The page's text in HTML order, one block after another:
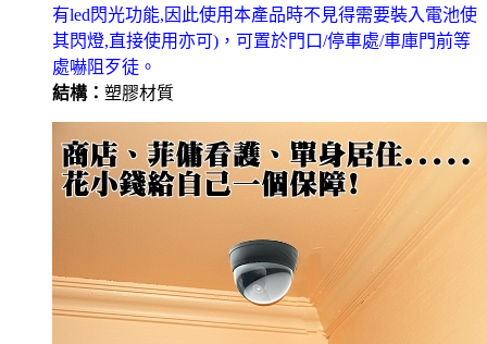
有led閃光功能,因此使用本產品時不見得需要裝入電池使
其閃燈,直接使用亦可)，可置於門口/停車處/車庫門前等
處嚇阻歹徒。
結構： 塑膠材質